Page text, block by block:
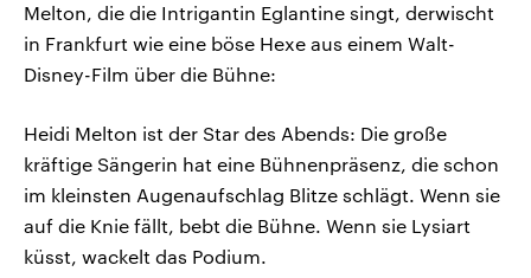
Melton, die die Intrigantin Eglantine singt, derwischt
in Frankfurt wie eine böse Hexe aus einem Walt-
Disney-Film über die Bühne:
Heidi Melton ist der Star des Abends: Die große
kräftige Sängerin hat eine Bühnenpräsenz, die schon
im kleinsten Augenaufschlag Blitze schlägt. Wenn sie
auf die Knie fällt, bebt die Bühne. Wenn sie Lysiart
küsst, wackelt das Podium.